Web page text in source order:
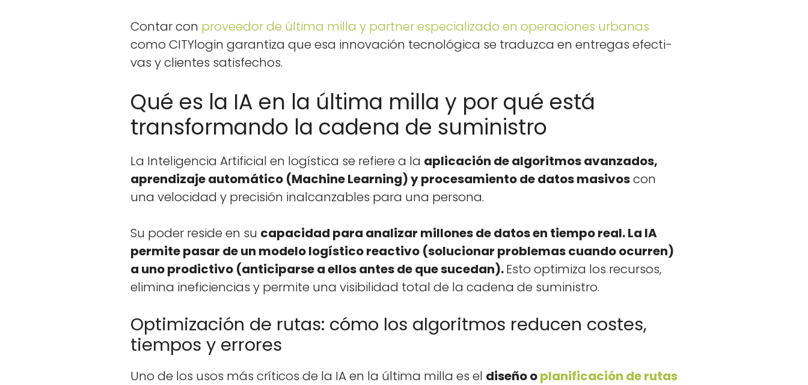
Con­tar con provee­dor de últi­ma mil­la y part­ner espe­cial­iza­do en opera­ciones urbanas
como CITY­lo­gin garan­ti­za que esa inno­vación tec­nológ­i­ca se traduz­ca en entre­gas efec­ti­
vas y clientes sat­is­fe­chos.
Qué es la IA en la última milla y por qué está
transformando la cadena de suministro
La Inteligen­cia Arti­fi­cial en logís­ti­ca se refiere a la apli­cación de algo­rit­mos avan­za­dos,
apren­diza­je automáti­co (Machine Learn­ing) y proce­samien­to de datos masivoscon
una veloci­dad y pre­cisión inal­can­z­ables para una per­sona.
Su poder reside en su capaci­dad para analizar mil­lones de datos en tiem­po real. La IA
per­mite pasar de un mod­e­lo logís­ti­co reac­ti­vo (solu­cionar prob­le­mas cuan­do ocur­ren)
a uno pro­d­ic­ti­vo (antic­i­parse a ellos antes de que sucedan).Esto opti­miza los recur­sos,
elim­i­na ine­fi­cien­cias y per­mite una vis­i­bil­i­dad total de la cade­na de sum­in­istro.
Optimización de rutas: cómo los algoritmos reducen costes,
tiempos y errores
Uno de los usos más críti­cos de la IA en la últi­ma mil­la es el dis­eño oplan­i­fi­cación de rutas